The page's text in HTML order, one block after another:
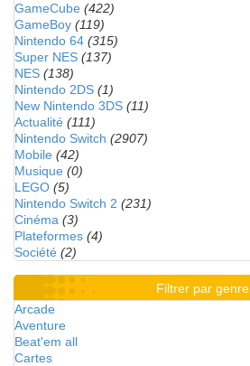
GameCube (422)
GameBoy (119)
Nintendo 64 (315)
Super NES (137)
NES (138)
Nintendo 2DS (1)
New Nintendo 3DS (11)
Actualité (111)
Nintendo Switch (2907)
Mobile (42)
Musique (0)
LEGO (5)
Nintendo Switch 2 (231)
Cinéma (3)
Plateformes (4)
Société (2)
Filtrer par genre
Arcade
Aventure
Beat'em all
Cartes